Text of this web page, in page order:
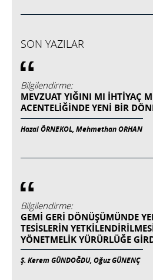
SON YAZILAR
Bilgilendirme:
MEVZUAT YIĞINI MI İHTIYAÇ
ACENTELIĞINDE YENI BIR
Hazal ÖRNEKOL, Mehmethan ORHAN
Bilgilendirme:
GEMİ GERİ DÖNÜŞÜMÜNDE
TESİSLERİN
YÖNETMELİK YÜRÜRLÜĞE
Ş. Kerem GÜNDOĞDU, Oğuz GÜNENÇ